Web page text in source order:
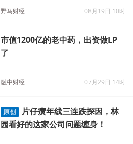
野马财经 08月19日 10时
市值1200亿的老中药，出资做LP
了
融中财经 07月29日 14时
原创
片仔癀年线三连跌探因，林
园看好的这家公司问题缠身！